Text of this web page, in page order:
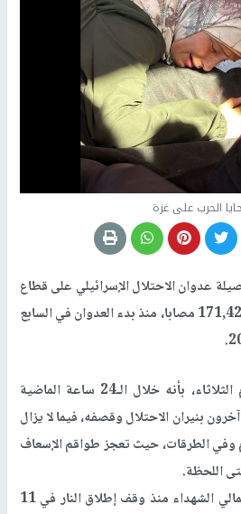
الحرب على غزة
عدوان الاحتلال الإسرائيلي على قطاع
إلى 71,662 شهيدا، و171,428 مصابا، منذ بدء العدوان في السابع
وأفادت مصادر طبية، اليوم الثلاثاء، بأنه خلال الـ24 ساعة الماضية
استُشهد مواطنان وأصيب 9 آخرون بنيران الاحتلال وقصفه، فيما لا يزال
وفي الطرقات، حيث تعجز طواقم الإسعاف
اللحظة.
وبينت المصادر ذاتها، أن إجمالي الشهداء منذ وقف إطلاق النار في 11